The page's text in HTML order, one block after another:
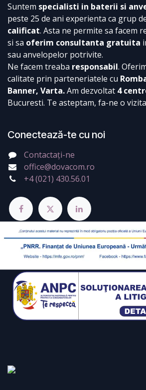
Suntem specialisti in baterii si
peste 25 de ani experienta ca grup
calificat. Asta ne permite sa facem
si sa oferim consultanta gratuita
sau anvelopelor potrivite.
Ne facem treaba responsabil.
calitate prin parteneriatele cu
Banner, Varta.Am dezvoltat 4
Bucuresti. Te asteptam, fa-ne o
Conectează-te cu noi
Contactați-ne
office@dovacom.ro
+4 (021) 430.56.01